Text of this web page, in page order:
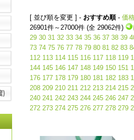
[ 並び順を変更 ] - おすすめ順- 価
26901件～27000件 (全 29062件)
29 30 31 32 33 34 35 36 37 38 39
73 74 75 76 77 78 79 80 81 82 83
112 113 114 115 116 117 118 119
144 145 146 147 148 149 150 151
176 177 178 179 180 181 182 183
208 209 210 211 212 213 214 215
240 241 242 243 244 245 246 247
272 273 274 275 276 277 278 279